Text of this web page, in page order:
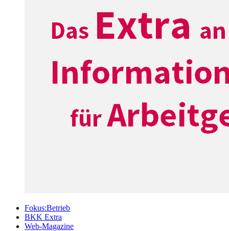
Fokus:Betrieb
BKK Extra
Web-Magazine